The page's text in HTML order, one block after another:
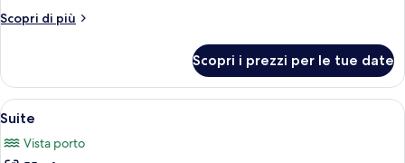
Scopri di più
Altri
Deluxe
(Castle
view)
Scopri i prezzi per le tue date
Apri
tutte
le
Una camera d'albergo moderna con
5
Suite
Vista porto